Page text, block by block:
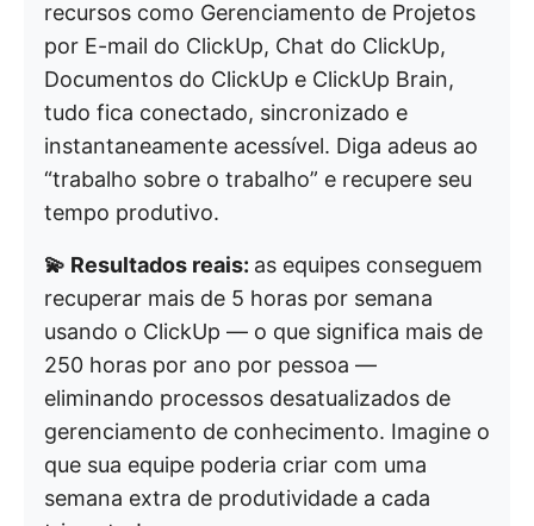
recursos como Gerenciamento de Projetos
por E-mail do ClickUp, Chat do ClickUp,
Documentos do ClickUp e ClickUp Brain,
tudo fica conectado, sincronizado e
instantaneamente acessível. Diga adeus ao
“trabalho sobre o trabalho” e recupere seu
tempo produtivo.
💫 Resultados reais: as equipes conseguem
recuperar mais de 5 horas por semana
usando o ClickUp — o que significa mais de
250 horas por ano por pessoa —
eliminando processos desatualizados de
gerenciamento de conhecimento. Imagine o
que sua equipe poderia criar com uma
semana extra de produtividade a cada